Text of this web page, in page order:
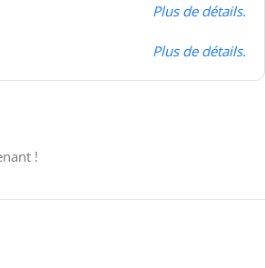
Plus de détails.
Plus de détails.
!